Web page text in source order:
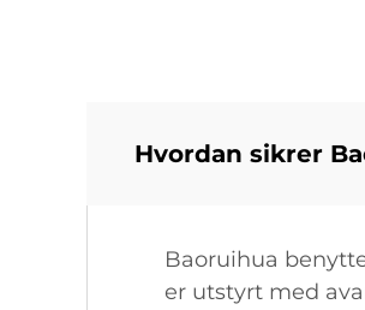
Hvordan sikrer
Baoruihua
er utstyrt med